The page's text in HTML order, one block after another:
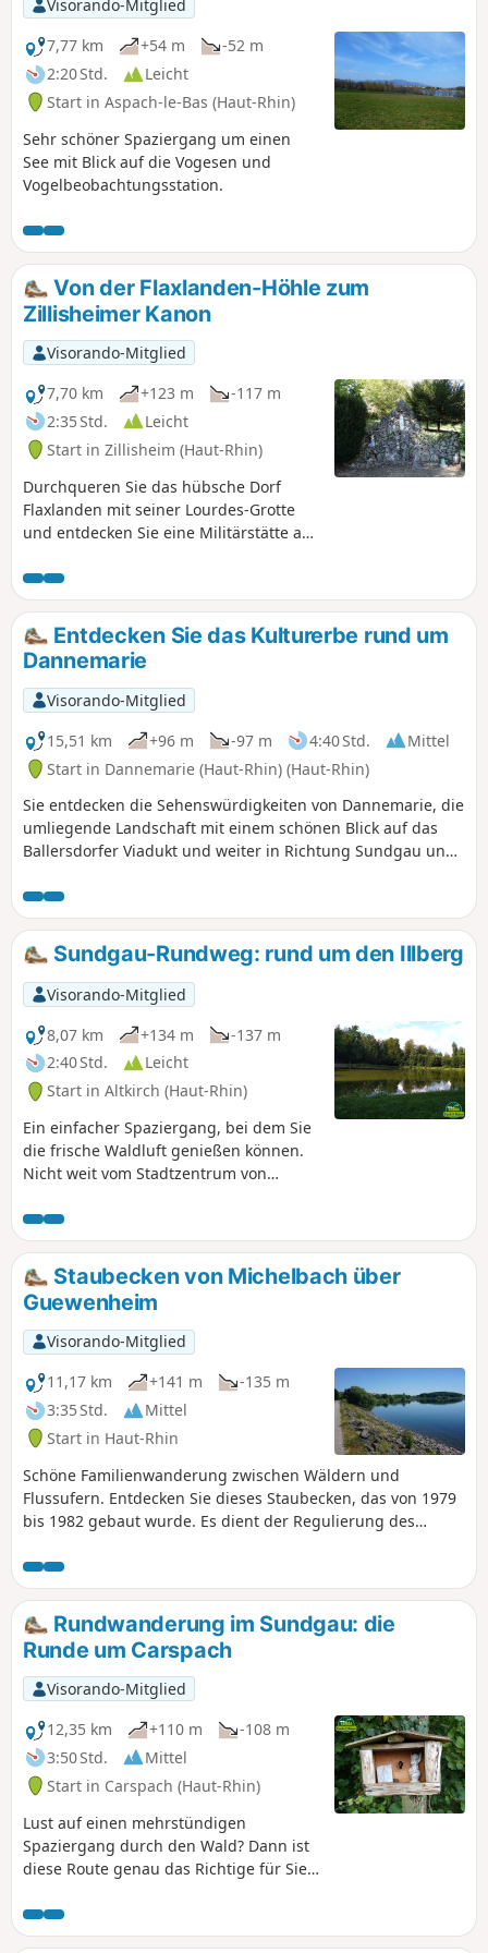
Visorando-Mitglied
7,77 km
+54 m
-52 m
2:20 Std.
Leicht
Start in Aspach-le-Bas (Haut-Rhin)
Sehr schöner Spaziergang um einen
See mit Blick auf die Vogesen und
Vogelbeobachtungsstation.
Von der Flaxlanden-Höhle zum
Zillisheimer Kanon
Visorando-Mitglied
7,70 km
+123 m
-117 m
2:35 Std.
Leicht
Start in Zillisheim (Haut-Rhin)
Durchqueren Sie das hübsche Dorf
Flaxlanden mit seiner Lourdes-Grotte
und entdecken Sie eine Militärstätte aus
Zillisheim. Lernen Sie auf den
Entdeckungspfaden entlang der Strecke
etwas über die Natur und genießen Sie
die zahlreichen Aussichtspunkte, die Sie
unterwegs erwarten!
Entdecken Sie das Kulturerbe rund um
Dannemarie
Visorando-Mitglied
15,51 km
+96 m -97 m 4:40 Std.
Mittel
Start in Dannemarie (Haut-Rhin) (Haut-Rhin)
Sie entdecken die Sehenswürdigkeiten von Dannemarie, die
umliegende Landschaft mit einem schönen Blick auf das
Ballersdorfer Viadukt und weiter in Richtung Sundgau und
Nautique“ am Rhein-Rhône-Kanal sowie die ehemaligen
Gilardoni-Ziegeleien bewundern.
Sundgau-Rundweg: rund um den Illberg
Visorando-Mitglied
8,07 km
+134 m
-137 m
2:40 Std.
Leicht
Start in Altkirch (Haut-Rhin)
Ein einfacher Spaziergang, bei dem Sie
die frische Waldluft genießen können.
Nicht weit vom Stadtzentrum von
Aussichtspunkte und den Erlen-Teich,
an dessen Ufer man sich gerne hinsetzt
und die Umgebung genießt...
Staubecken von Michelbach über
Guewenheim
Visorando-Mitglied
11,17 km
+141 m
-135 m
3:35 Std.
Mittel
Start in Haut-Rhin
Schöne Familienwanderung zwischen Wäldern und
Flussufern. Entdecken Sie dieses Staubecken, das von 1979
bis 1982 gebaut wurde. Es dient der Regulierung des
Großraums Mülhausen (Mulhouse) und seiner Umgebung.
Er ist ein geschützter Ort, hier können Sie Vögel im
Naturschutzgebiet treffen.
Rundwanderung im Sundgau: die
Runde um Carspach
Visorando-Mitglied
12,35 km
+110 m
-108 m
3:50 Std.
Mittel
Start in Carspach (Haut-Rhin)
Lust auf einen mehrstündigen
Spaziergang durch den Wald? Dann ist
diese Route genau das Richtige für Sie.
bereitet, können Sie dennoch einige
„Geheimnisse“ dieses Teils des